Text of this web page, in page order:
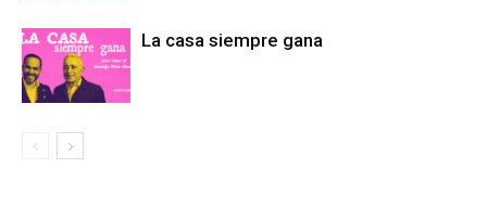
La casa siempre gana